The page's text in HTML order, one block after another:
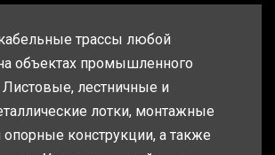
трассы любой
объектах промышленного
Листовые, лестничные и
лотки, монтажные
конструкции, а также